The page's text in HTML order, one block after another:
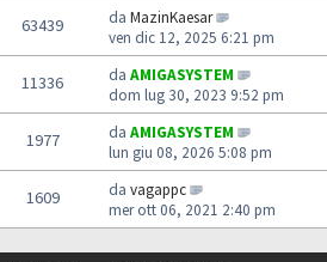
63439 da MazinKaesar
ven dic 12, 2025 6:21 pm
11336 da AMIGASYSTEM
dom lug 30, 2023 9:52 pm
1977 da AMIGASYSTEM
lun giu 08, 2026 5:08 pm
1609 da vagappc
mer ott 06, 2021 2:40 pm